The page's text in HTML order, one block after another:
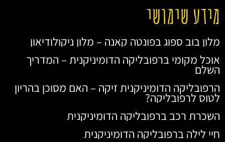
מידע שימושי
מלון בוב ספוג בפונטה קאנה – מלון ניקולודיאון
אוכל מקומי ברפובליקה הדומיניקנית – המדריך
השלם
הרפובליקה הדומיניקנית זיקה – האם מסוכן בהריון
לטוס לרפובליקה?
השכרת רכב ברפובליקה הדומיניקנית
חיי לילה ברפובליקה הדומיניקנית